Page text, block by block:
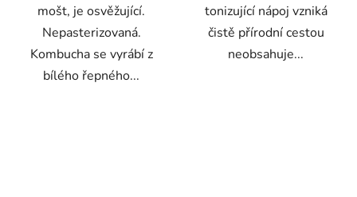
mošt, je osvěžující.
Nepasterizovaná.
Kombucha se vyrábí z
bílého řepného...
tonizující nápoj vzniká
čistě přírodní cestou
neobsahuje...